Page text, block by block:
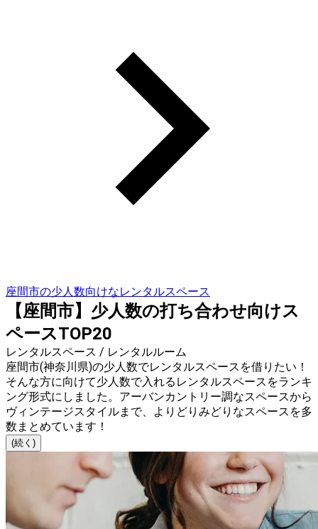
座間市の少人数向けなレンタルスペース
【座間市】少人数の打ち合わせ向けス
ペースTOP20
レンタルスペース / レンタルルーム
座間市(神奈川県)の少人数でレンタルスペースを借りたい！
そんな方に向けて少人数で入れるレンタルスペースをランキ
ング形式にしました。アーバンカントリー調なスペースから
ヴィンテージスタイルまで、よりどりみどりなスペースを多
数まとめています！
(続く)